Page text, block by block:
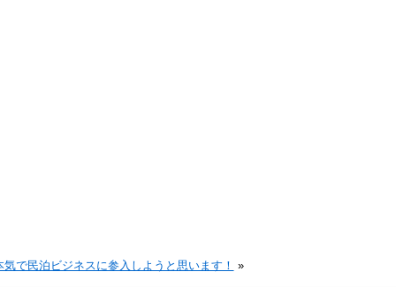
気で民泊ビジネスに参入しようと思います！ »